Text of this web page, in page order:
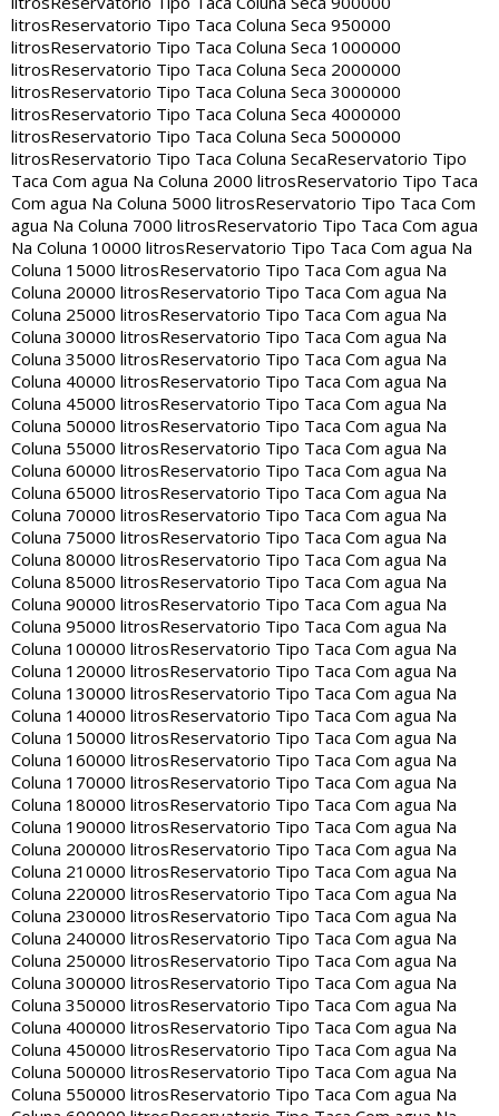
litrosReservatorio Tipo Taca Coluna Seca 950000
litrosReservatorio Tipo Taca Coluna Seca 1000000
litrosReservatorio Tipo Taca Coluna Seca 2000000
litrosReservatorio Tipo Taca Coluna Seca 3000000
litrosReservatorio Tipo Taca Coluna Seca 4000000
litrosReservatorio Tipo Taca Coluna Seca 5000000
litrosReservatorio Tipo Taca Coluna SecaReservatorio Tipo
Taca Com agua Na Coluna 2000 litrosReservatorio Tipo Taca
Com agua Na Coluna 5000 litrosReservatorio Tipo Taca Com
agua Na Coluna 7000 litrosReservatorio Tipo Taca Com agua
Na Coluna 10000 litrosReservatorio Tipo Taca Com agua Na
Coluna 15000 litrosReservatorio Tipo Taca Com agua Na
Coluna 20000 litrosReservatorio Tipo Taca Com agua Na
Coluna 25000 litrosReservatorio Tipo Taca Com agua Na
Coluna 30000 litrosReservatorio Tipo Taca Com agua Na
Coluna 35000 litrosReservatorio Tipo Taca Com agua Na
Coluna 40000 litrosReservatorio Tipo Taca Com agua Na
Coluna 45000 litrosReservatorio Tipo Taca Com agua Na
Coluna 50000 litrosReservatorio Tipo Taca Com agua Na
Coluna 55000 litrosReservatorio Tipo Taca Com agua Na
Coluna 60000 litrosReservatorio Tipo Taca Com agua Na
Coluna 65000 litrosReservatorio Tipo Taca Com agua Na
Coluna 70000 litrosReservatorio Tipo Taca Com agua Na
Coluna 75000 litrosReservatorio Tipo Taca Com agua Na
Coluna 80000 litrosReservatorio Tipo Taca Com agua Na
Coluna 85000 litrosReservatorio Tipo Taca Com agua Na
Coluna 90000 litrosReservatorio Tipo Taca Com agua Na
Coluna 95000 litrosReservatorio Tipo Taca Com agua Na
Coluna 100000 litrosReservatorio Tipo Taca Com agua Na
Coluna 120000 litrosReservatorio Tipo Taca Com agua Na
Coluna 130000 litrosReservatorio Tipo Taca Com agua Na
Coluna 140000 litrosReservatorio Tipo Taca Com agua Na
Coluna 150000 litrosReservatorio Tipo Taca Com agua Na
Coluna 160000 litrosReservatorio Tipo Taca Com agua Na
Coluna 170000 litrosReservatorio Tipo Taca Com agua Na
Coluna 180000 litrosReservatorio Tipo Taca Com agua Na
Coluna 190000 litrosReservatorio Tipo Taca Com agua Na
Coluna 200000 litrosReservatorio Tipo Taca Com agua Na
Coluna 210000 litrosReservatorio Tipo Taca Com agua Na
Coluna 220000 litrosReservatorio Tipo Taca Com agua Na
Coluna 230000 litrosReservatorio Tipo Taca Com agua Na
Coluna 240000 litrosReservatorio Tipo Taca Com agua Na
Coluna 250000 litrosReservatorio Tipo Taca Com agua Na
Coluna 300000 litrosReservatorio Tipo Taca Com agua Na
Coluna 350000 litrosReservatorio Tipo Taca Com agua Na
Coluna 400000 litrosReservatorio Tipo Taca Com agua Na
Coluna 450000 litrosReservatorio Tipo Taca Com agua Na
Coluna 500000 litrosReservatorio Tipo Taca Com agua Na
Coluna 550000 litrosReservatorio Tipo Taca Com agua Na